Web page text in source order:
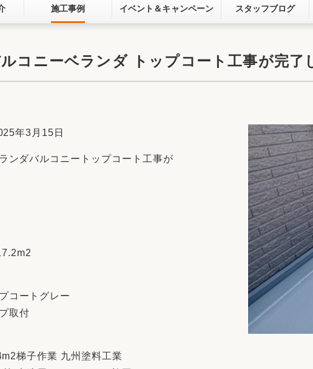
ガーデンスペース カースペース
3Dシミュレーション
の取り組み お客さま満足度アンケート
上リフォームをワン
施工事例 イベント＆キャンペーン スタッフブログ
コニーベランダ トップコート工事が完了
年3月15日
ンダバルコニートップコート工事が
コートグレー
取付
梯子作業 九州塗料工業